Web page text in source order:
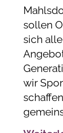
sollen
sich
wir